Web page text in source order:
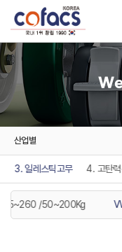
산업별
3. 일레스틱고무 4. 고탄
/50~200Kg